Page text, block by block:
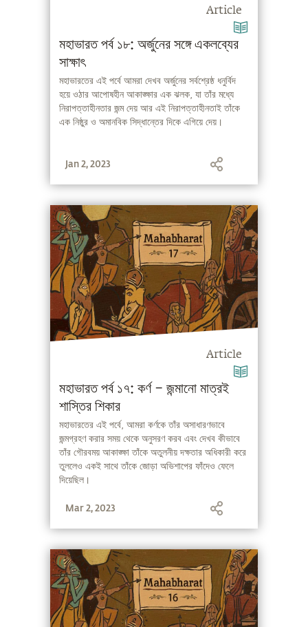
Article
মহাভারত পর্ব ১৮: অর্জুনের সঙ্গে একলব্যের
সাক্ষাৎ
মহাভারতের এই পর্বে আমরা দেখব অর্জুনের সর্বশ্রেষ্ঠ ধনুর্বিদ
হয়ে ওঠার আপোষহীন আকাঙ্ক্ষার এক ঝলক, যা তাঁর মধ্যে
নিরাপত্তাহীনতার জন্ম দেয় আর এই নিরাপত্তাহীনতাই তাঁকে
এক নিষ্ঠুর ও অমানবিক সিদ্ধান্তের দিকে এগিয়ে দেয়।
Jan 2, 2023
Article
মহাভারত পর্ব ১৭: কর্ণ – জন্মানো মাত্রই
শাস্তির শিকার
মহাভারতের এই পর্বে, আমরা কর্ণকে তাঁর অসাধারণভাবে
জন্মগ্রহণ করার সময় থেকে অনুসরণ করব এবং দেখব কীভাবে
তাঁর গৌরবময় আকাঙ্ক্ষা তাঁকে অতুলনীয় দক্ষতার অধিকারী করে
তুললেও একই সাথে তাঁকে জোড়া অভিশাপের ফাঁদেও ফেলে
দিয়েছিল।
Mar 2, 2023